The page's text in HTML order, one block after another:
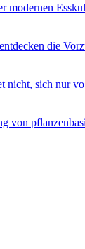
modernen
die
nicht, sich nur
von